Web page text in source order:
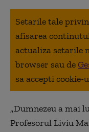
Setarile tale
afisarea
actualiza setarile
browser sau de
sa accepti
„Dumnezeu a mai
Profesorul Liviu